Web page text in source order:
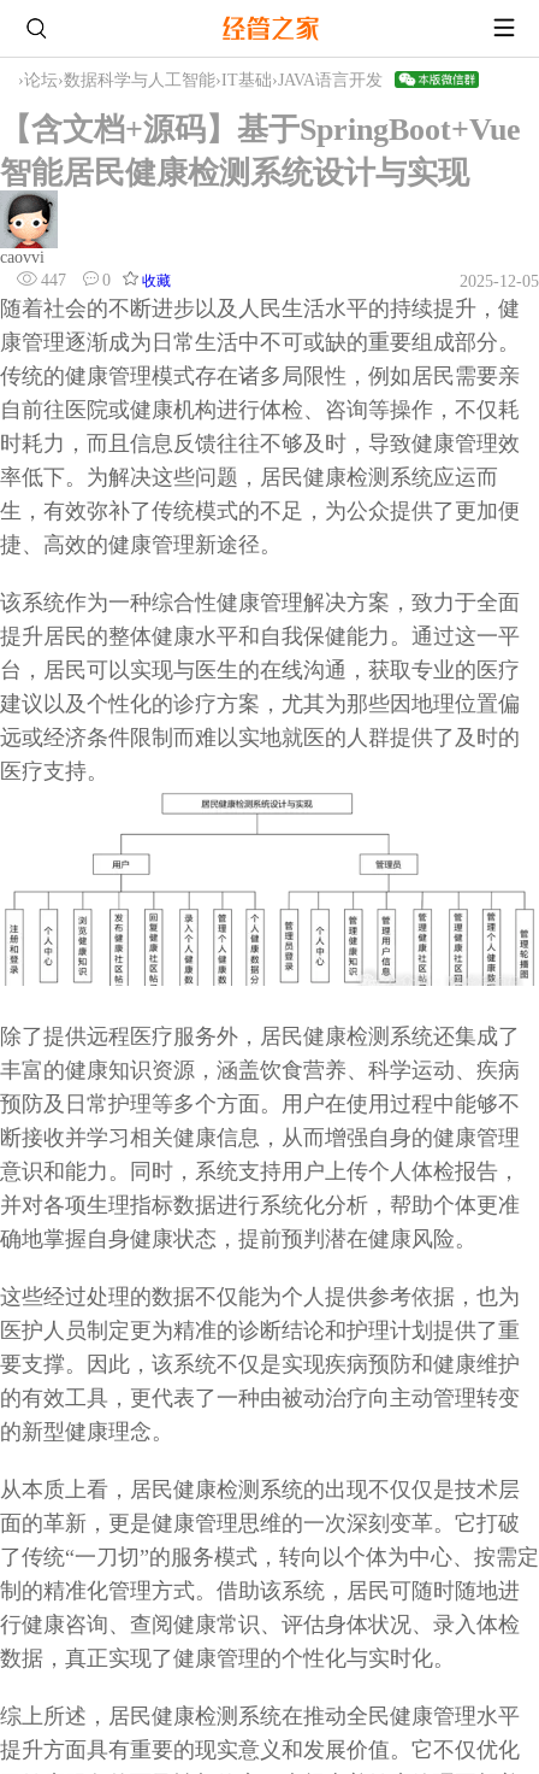
›论坛›数据科学与人工智能›IT基础›JAVA语言开发
【含文档+源码】基于SpringBoot+Vue
智能居民健康检测系统设计与实现
caovvi
447
0 收藏 2025-12-05
随着社会的不断进步以及人民生活水平的持续提升，健
康管理逐渐成为日常生活中不可或缺的重要组成部分。
传统的健康管理模式存在诸多局限性，例如居民需要亲
自前往医院或健康机构进行体检、咨询等操作，不仅耗
时耗力，而且信息反馈往往不够及时，导致健康管理效
率低下。为解决这些问题，居民健康检测系统应运而
生，有效弥补了传统模式的不足，为公众提供了更加便
捷、高效的健康管理新途径。
该系统作为一种综合性健康管理解决方案，致力于全面
提升居民的整体健康水平和自我保健能力。通过这一平
台，居民可以实现与医生的在线沟通，获取专业的医疗
建议以及个性化的诊疗方案，尤其为那些因地理位置偏
远或经济条件限制而难以实地就医的人群提供了及时的
医疗支持。
除了提供远程医疗服务外，居民健康检测系统还集成了
丰富的健康知识资源，涵盖饮食营养、科学运动、疾病
预防及日常护理等多个方面。用户在使用过程中能够不
断接收并学习相关健康信息，从而增强自身的健康管理
意识和能力。同时，系统支持用户上传个人体检报告，
并对各项生理指标数据进行系统化分析，帮助个体更准
确地掌握自身健康状态，提前预判潜在健康风险。
这些经过处理的数据不仅能为个人提供参考依据，也为
医护人员制定更为精准的诊断结论和护理计划提供了重
要支撑。因此，该系统不仅是实现疾病预防和健康维护
的有效工具，更代表了一种由被动治疗向主动管理转变
的新型健康理念。
从本质上看，居民健康检测系统的出现不仅仅是技术层
面的革新，更是健康管理思维的一次深刻变革。它打破
了传统“一刀切”的服务模式，转向以个体为中心、按需定
制的精准化管理方式。借助该系统，居民可随时随地进
行健康咨询、查阅健康常识、评估身体状况、录入体检
数据，真正实现了健康管理的个性化与实时化。
综上所述，居民健康检测系统在推动全民健康管理水平
提升方面具有重要的现实意义和发展价值。它不仅优化